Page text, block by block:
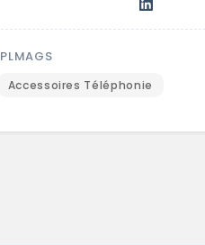
Accessoires Téléphonie